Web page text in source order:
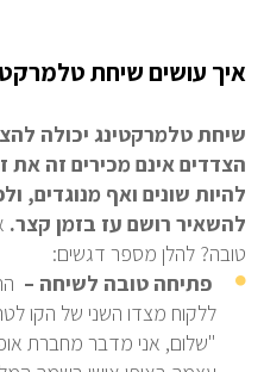
איך עושים שיחת
שיחת טלמרקטינג יכולה
הצדדים אינם מכירים זה את
להיות שונים ואף מנוגדים,
להשאיר רושם עז בזמן קצר.
טובה? להלן מספר דגשים:
פתיחה טובה לשיחה –
ללקוח מצדו השני של הקו
"שלום, אני מדבר מחברת